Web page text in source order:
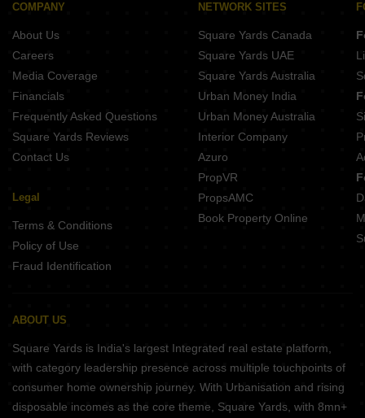
COMPANY
About Us
Careers
Media Coverage
Financials
Frequently Asked Questions
Square Yards Reviews
Contact Us
Legal
Terms & Conditions
Policy of Use
Fraud Identification
NETWORK SITES
Square Yards Canada
Square Yards UAE
Square Yards Australia
Urban Money India
Urban Money Australia
Interior Company
Azuro
PropVR
PropsAMC
Book Property Online
ABOUT US
Square Yards is India's largest Integrated real estate platform,
with category leadership presence across multiple touchpoints of
consumer home ownership journey. With Urbanisation and rising
disposable incomes as the core theme, Square Yards, with 8mn+